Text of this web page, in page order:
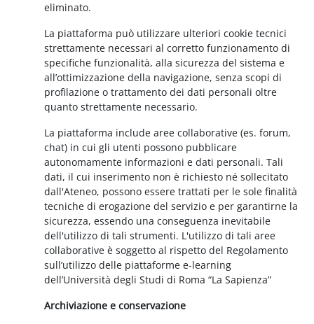
eliminato.
La piattaforma può utilizzare ulteriori cookie tecnici
strettamente necessari al corretto funzionamento di
specifiche funzionalità, alla sicurezza del sistema e
all’ottimizzazione della navigazione, senza scopi di
profilazione o trattamento dei dati personali oltre
quanto strettamente necessario.
La piattaforma include aree collaborative (es. forum,
chat) in cui gli utenti possono pubblicare
autonomamente informazioni e dati personali. Tali
dati, il cui inserimento non è richiesto né sollecitato
dall'Ateneo, possono essere trattati per le sole finalità
tecniche di erogazione del servizio e per garantirne la
sicurezza, essendo una conseguenza inevitabile
dell'utilizzo di tali strumenti. L'utilizzo di tali aree
collaborative è soggetto al rispetto del Regolamento
sull’utilizzo delle piattaforme e-learning
dell’Università degli Studi di Roma “La Sapienza”
Archiviazione e conservazione